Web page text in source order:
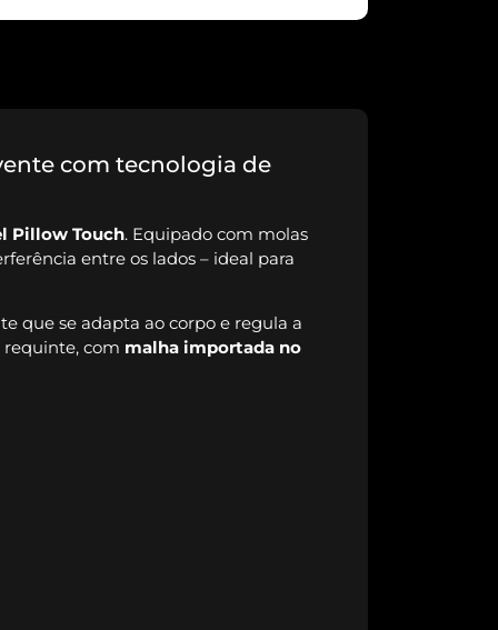
com tecnologia de
Pillow Touch. Equipado com molas
entre os lados – ideal para
que se adapta ao corpo e regula a
requinte, com malha importada no